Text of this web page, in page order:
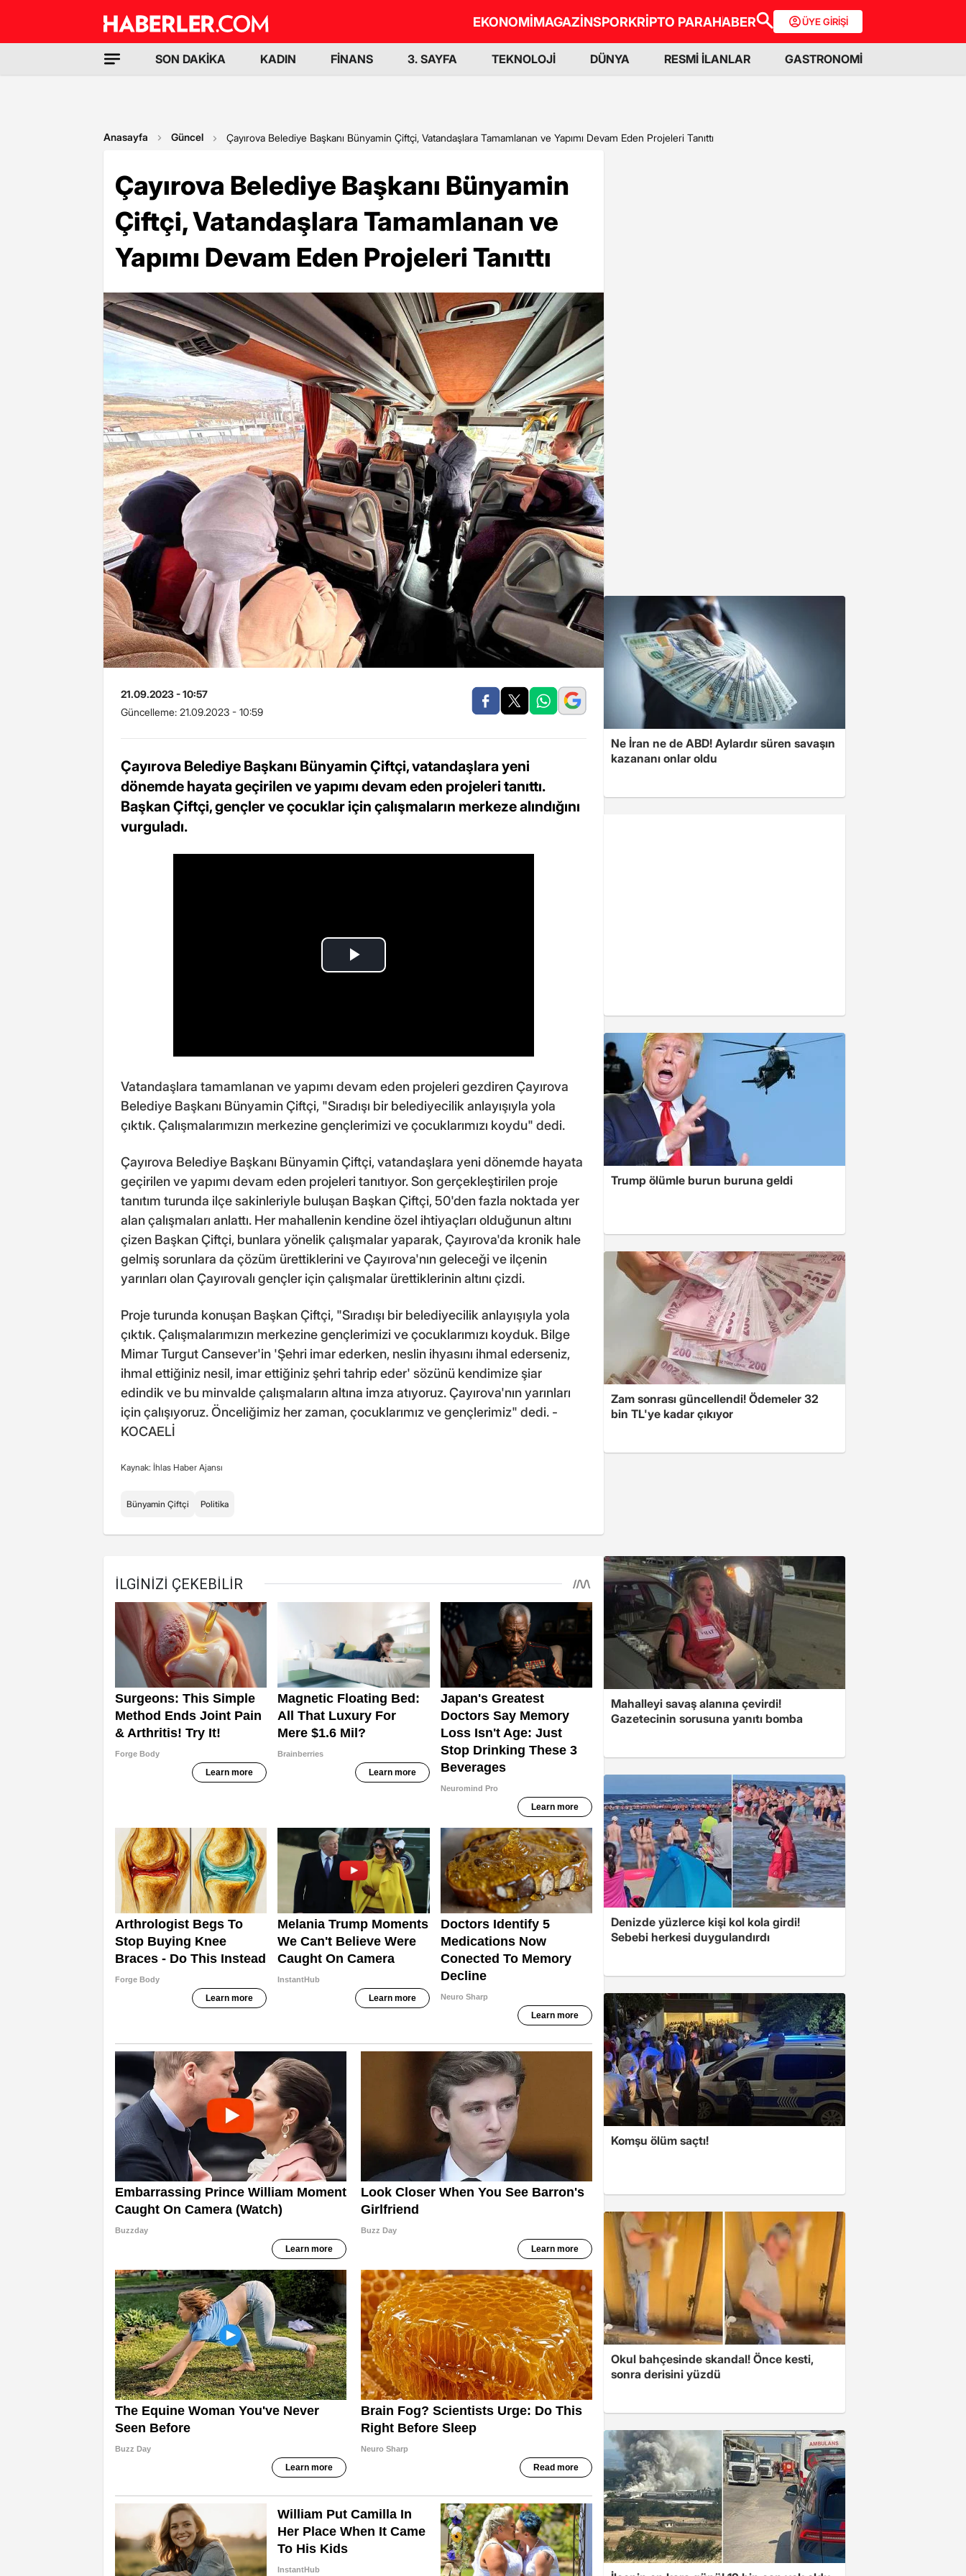
EKONOMİMAGAZİNSPORKRİPTO PARAHABER ÜYE GİRİŞİ
SON DAKİKA KADIN FİNANS 3. SAYFA TEKNOLOJİ DÜNYA RESMİ İLANLAR GASTRONOMİ
Anasayfa Güncel Çayırova Belediye Başkanı Bünyamin Çiftçi, Vatandaşlara Tamamlanan ve Yapımı Devam Eden Projeleri Tanıttı
Çayırova Belediye Başkanı Bünyamin
Çiftçi, Vatandaşlara Tamamlanan ve
Yapımı Devam Eden Projeleri Tanıttı
21.09.2023 - 10:57
Güncelleme: 21.09.2023 - 10:59
Çayırova Belediye Başkanı Bünyamin Çiftçi, vatandaşlara yeni
dönemde hayata geçirilen ve yapımı devam eden projeleri tanıttı.
Başkan Çiftçi, gençler ve çocuklar için çalışmaların merkeze alındığını
vurguladı.
Vatandaşlara tamamlanan ve yapımı devam eden projeleri gezdiren Çayırova
Belediye Başkanı Bünyamin Çiftçi, "Sıradışı bir belediyecilik anlayışıyla yola
çıktık. Çalışmalarımızın merkezine gençlerimizi ve çocuklarımızı koydu" dedi.
Çayırova Belediye Başkanı Bünyamin Çiftçi, vatandaşlara yeni dönemde hayata
geçirilen ve yapımı devam eden projeleri tanıtıyor. Son gerçekleştirilen proje
tanıtım turunda ilçe sakinleriyle buluşan Başkan Çiftçi, 50'den fazla noktada yer
alan çalışmaları anlattı. Her mahallenin kendine özel ihtiyaçları olduğunun altını
çizen Başkan Çiftçi, bunlara yönelik çalışmalar yaparak, Çayırova'da kronik hale
gelmiş sorunlara da çözüm ürettiklerini ve Çayırova'nın geleceği ve ilçenin
yarınları olan Çayırovalı gençler için çalışmalar ürettiklerinin altını çizdi.
Proje turunda konuşan Başkan Çiftçi, "Sıradışı bir belediyecilik anlayışıyla yola
çıktık. Çalışmalarımızın merkezine gençlerimizi ve çocuklarımızı koyduk. Bilge
Mimar Turgut Cansever'in 'Şehri imar ederken, neslin ihyasını ihmal ederseniz,
ihmal ettiğiniz nesil, imar ettiğiniz şehri tahrip eder' sözünü kendimize şiar
edindik ve bu minvalde çalışmaların altına imza atıyoruz. Çayırova'nın yarınları
için çalışıyoruz. Önceliğimiz her zaman, çocuklarımız ve gençlerimiz" dedi. -
KOCAELİ
Kaynak: İhlas Haber Ajansı
Bünyamin Çiftçi Politika
Ne İran ne de ABD! Aylardır süren savaşın
kazananı onlar oldu
Trump ölümle burun buruna geldi
Zam sonrası güncellendi! Ödemeler 32
bin TL'ye kadar çıkıyor
Mahalleyi savaş alanına çevirdi!
Gazetecinin sorusuna yanıtı bomba
Denizde yüzlerce kişi kol kola girdi!
Sebebi herkesi duygulandırdı
Komşu ölüm saçtı!
Okul bahçesinde skandal! Önce kesti,
sonra derisini yüzdü